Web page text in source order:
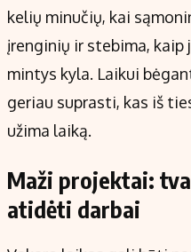
kelių minučių, kai
įrenginių ir stebima, kaip
mintys kyla. Laikui
geriau suprasti, kas iš
užima laiką.
Maži projektai:
atidėti darbai